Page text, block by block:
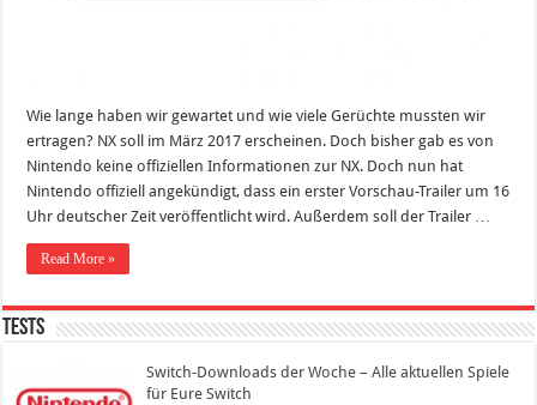
Wie lange haben wir gewartet und wie viele Gerüchte mussten wir
ertragen? NX soll im März 2017 erscheinen. Doch bisher gab es von
Nintendo keine offiziellen Informationen zur NX. Doch nun hat
Nintendo offiziell angekündigt, dass ein erster Vorschau-Trailer um 16
Uhr deutscher Zeit veröffentlicht wird. Außerdem soll der Trailer …
Read More »
Tests
Switch-Downloads der Woche – Alle aktuellen Spiele
für Eure Switch